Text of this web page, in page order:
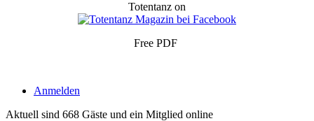
Totentanz on
Free PDF
Anmelden
Aktuell sind 668 Gäste und ein Mitglied online